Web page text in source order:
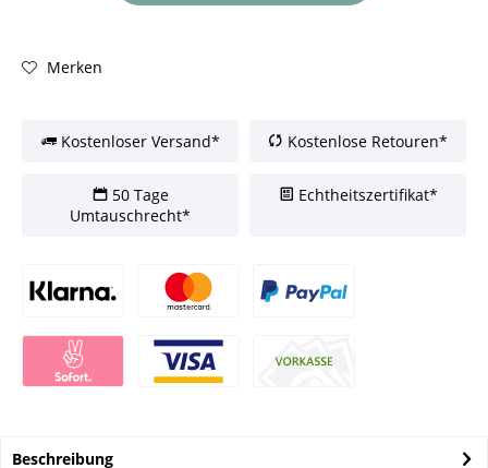
Merken
Kostenloser Versand* Kostenlose Retouren*
50 Tage
Umtauschrecht*
Echtheitszertifikat*
Beschreibung